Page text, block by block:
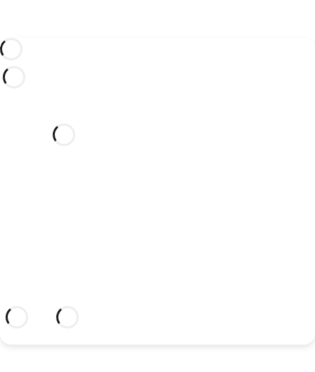
Möchten Sie Ihre Hochzeit in